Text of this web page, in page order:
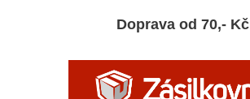
Doprava od 70,- Kč